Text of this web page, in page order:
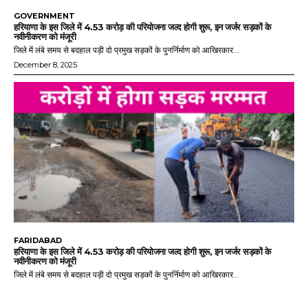
GOVERNMENT
हरियाणा के इस जिले में 4.53 करोड़ की परियोजना जल्द होगी शुरू, इन जर्जर सड़कों के
नवीनीकरण को मंजूरी
जिले में लंबे समय से बदहाल पड़ी दो प्रमुख सड़कों के पुनर्निर्माण को आखिरकार...
December 8, 2025
FARIDABAD
हरियाणा के इस जिले में 4.53 करोड़ की परियोजना जल्द होगी शुरू, इन जर्जर सड़कों के
नवीनीकरण को मंजूरी
जिले में लंबे समय से बदहाल पड़ी दो प्रमुख सड़कों के पुनर्निर्माण को आखिरकार...